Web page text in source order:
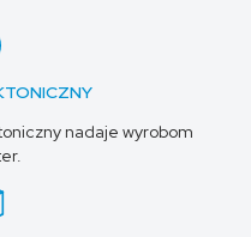
nadaje wyrobom